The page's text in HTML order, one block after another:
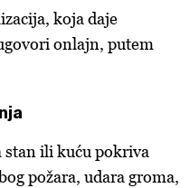
koja daje
onlajn, putem
stan ili kuću pokriva
požara, udara groma,